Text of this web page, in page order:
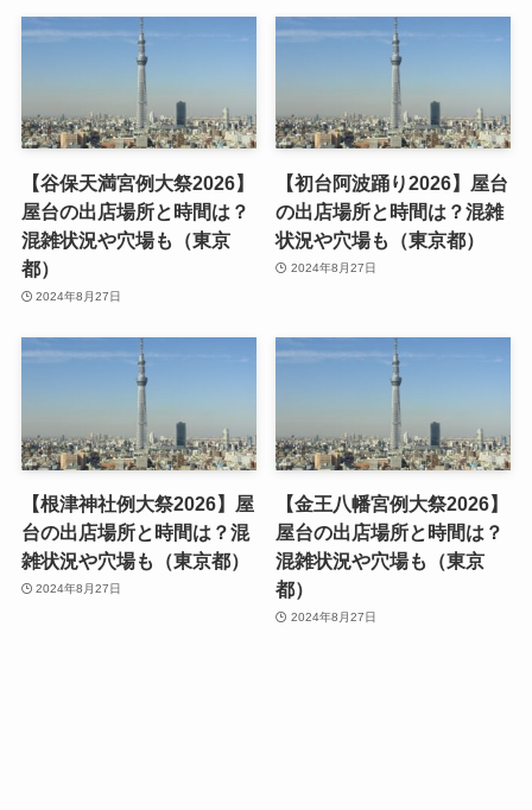
【谷保天満宮例大祭2026】
屋台の出店場所と時間は？
混雑状況や穴場も（東京
都）
2024年8月27日
【初台阿波踊り2026】屋台
の出店場所と時間は？混雑
状況や穴場も（東京都）
2024年8月27日
【根津神社例大祭2026】屋
台の出店場所と時間は？混
雑状況や穴場も（東京都）
2024年8月27日
【金王八幡宮例大祭2026】
屋台の出店場所と時間は？
混雑状況や穴場も（東京
都）
2024年8月27日